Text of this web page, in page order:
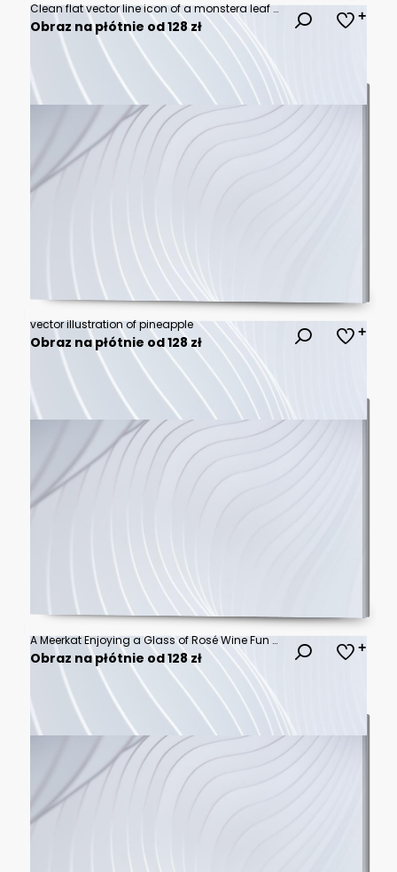
Clean flat vector line icon of a monstera leaf with split edges, suited for jungle decor, plant shops, and tropical branding.
Obraz na płótnie od 128 zł
vector illustration of pineapple
Obraz na płótnie od 128 zł
A Meerkat Enjoying a Glass of Rosé Wine Fun and Whimsical Animal Image.
Obraz na płótnie od 128 zł